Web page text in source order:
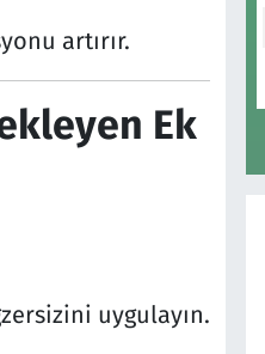
artırır.
Ek
uygulayın.